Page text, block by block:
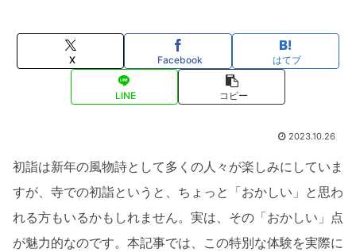
X Facebook はてブ
LINE コピー
2023.10.26
初詣は新年の風物詩として多くの人々が楽しみにしていま
すが、寺での初詣というと、ちょっと「おかしい」と思わ
れる方もいるかもしれません。実は、その「おかしい」点
が魅力的なのです。本記事では、この特別な体験を実際に